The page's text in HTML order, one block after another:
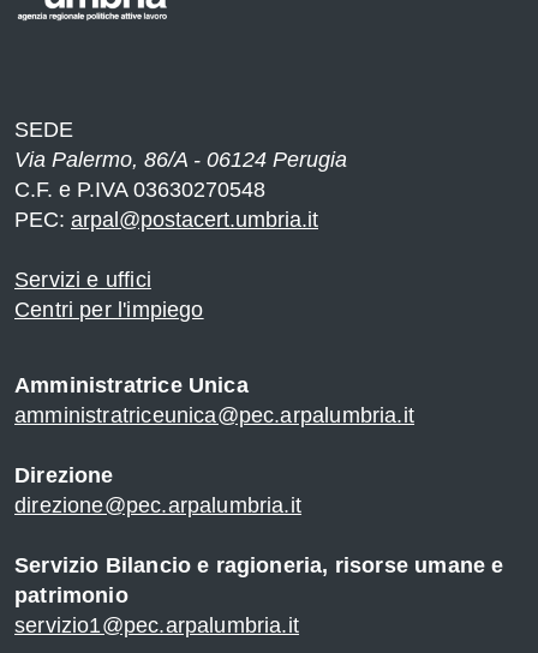
SEDE
Via Palermo, 86/A - 06124 Perugia
C.F. e P.IVA 03630270548
PEC: arpal@postacert.umbria.it
Servizi e uffici
Centri per l'impiego
Amministratrice Unica
amministratriceunica@pec.arpalumbria.it
Direzione
direzione@pec.arpalumbria.it
Servizio Bilancio e ragioneria, risorse umane e
patrimonio
servizio1@pec.arpalumbria.it